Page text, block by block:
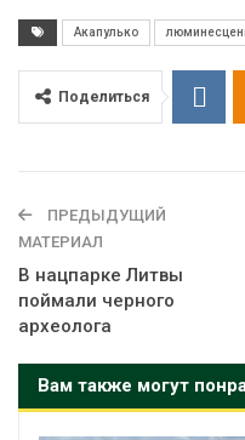
Акапулько
Поделиться
ПРЕДЫДУЩИЙ
МАТЕРИАЛ
В нацпарке Литвы
поймали черного
археолога
Вам также могут